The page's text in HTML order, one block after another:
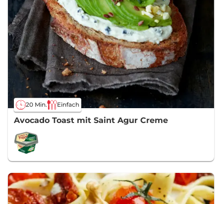
20 Min. Einfach
Avocado Toast mit Saint Agur Creme